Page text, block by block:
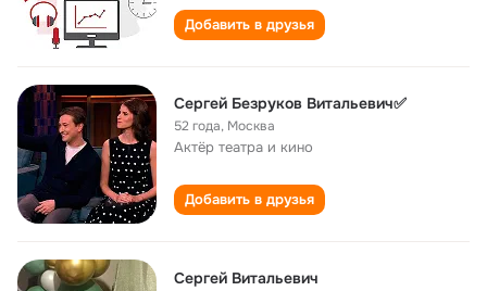
Добавить в друзья
Сергей Безруков Витальевич✅
52 года, Москва
Актёр театра и кино
Добавить в друзья
Сергей Витальевич